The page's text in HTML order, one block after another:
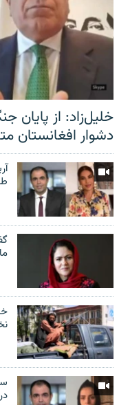
خلیل‌زاد: از پایان
دشوار افغانستان